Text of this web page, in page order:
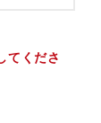
てくださ